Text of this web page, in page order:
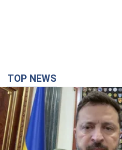
TOP NEWS